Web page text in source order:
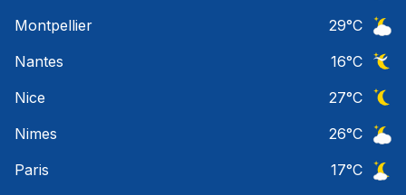
Montpellier
29°C
Nantes
16°C
Nice
27°C
Nimes
26°C
Paris
17°C